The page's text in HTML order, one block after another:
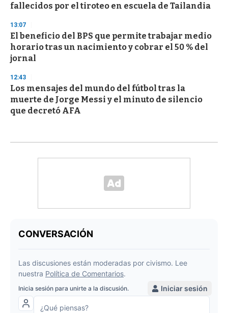
fallecidos por el tiroteo en escuela de Tailandia
13:07
El beneficio del BPS que permite trabajar medio
horario tras un nacimiento y cobrar el 50 % del
jornal
12:43
Los mensajes del mundo del fútbol tras la
muerte de Jorge Messi y el minuto de silencio
que decretó AFA